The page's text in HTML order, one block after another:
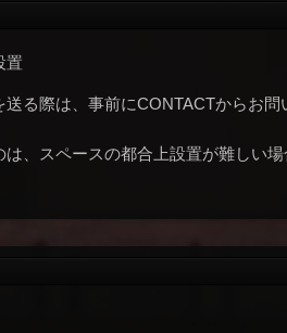
置
る際は、事前にCONTACTからお問
、スペースの都合上設置が難しい場